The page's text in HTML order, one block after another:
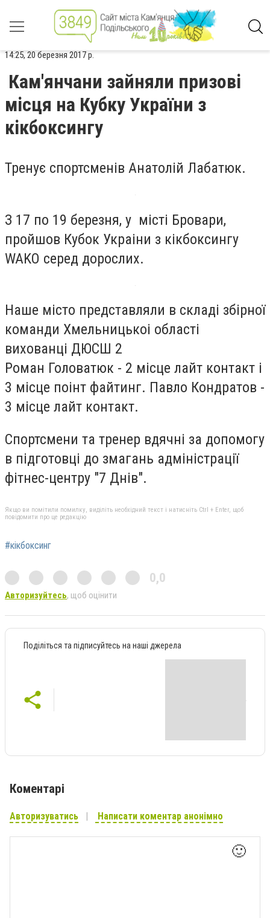
14:25, 20 березня 2017 р.
Кам'янчани зайняли призові
місця на Кубку України з
кікбоксингу
Тренує спортсменів Анатолій Лабатюк.
З 17 по 19 березня, у місті Бровари,
пройшов Кубок Украіни з кікбоксингу
WAKO серед дорослих.
Наше місто представляли в складі збірної
команди Хмельницькоі області
вихованці ДЮСШ 2
Роман Головатюк - 2 місце лайт контакт і
3 місце поінт файтинг. Павло Кондратов -
3 місце лайт контакт.
Спортсмени та тренер вдячні за допомогу
в підготовці до змагань адміністрації
фітнес-центру "7 Днів".
Якщо ви помітили помилку, виділіть необхідний текст і натисніть Ctrl + Enter, щоб
повідомити про це редакцію
#кікбоксинг
0,0
Авторизуйтесь, щоб оцінити
Поділіться та підписуйтесь на наші джерела
Коментарі
Авторизуватись Написати коментар анонімно
🙂